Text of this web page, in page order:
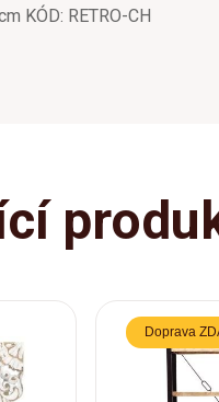
KÓD: RETRO-CH
Doprava